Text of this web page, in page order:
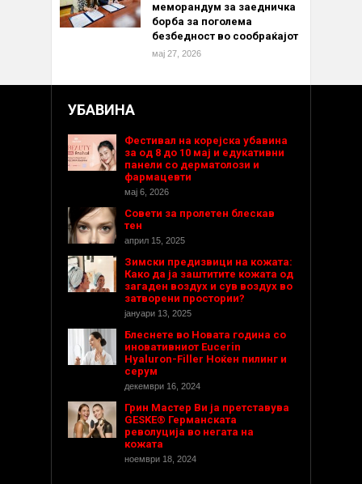
меморандум за заедничка
борба за поголема
безбедност во сообраќајот
мај 27, 2026
УБАВИНА
Фестивал на корејска убавина
за од 8 до 10 мај и едукативни
панели со дерматолози и
фармацевти
мај 6, 2026
Совети за пролетен блескав
тен
април 15, 2025
Зимски предизвици на кожата:
Како да ја заштитите кожата од
загаден воздух и сув воздух во
затворени простории?
јануари 13, 2025
Блеснете во Новата година со
иновативниот Eucerin
Hyaluron-Filler Ноќен пилинг и
серум
декември 16, 2024
Грин Мастер Ви ја претставува
GESKE® Германската
револуција во негата на
кожата
ноември 18, 2024